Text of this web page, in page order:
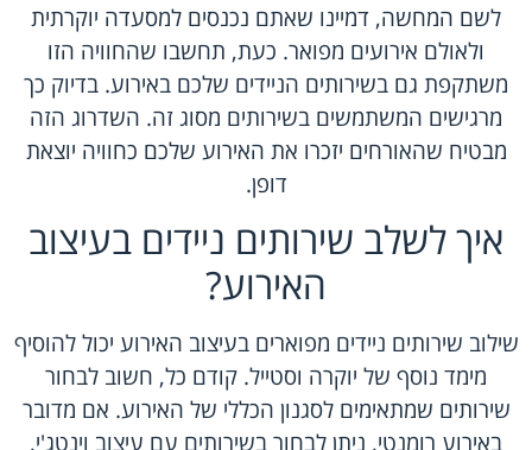
לשם המחשה, דמיינו שאתם נכנסים למסעדה יוקרתית
ולאולם אירועים מפואר. כעת, תחשבו שהחוויה הזו
משתקפת גם בשירותים הניידים שלכם באירוע. בדיוק כך
מרגישים המשתמשים בשירותים מסוג זה. השדרוג הזה
מבטיח שהאורחים יזכרו את האירוע שלכם כחוויה יוצאת
דופן.
איך לשלב שירותים ניידים בעיצוב
האירוע?
שילוב שירותים ניידים מפוארים בעיצוב האירוע יכול להוסיף
מימד נוסף של יוקרה וסטייל. קודם כל, חשוב לבחור
שירותים שמתאימים לסגנון הכללי של האירוע. אם מדובר
באירוע רומנטי, ניתן לבחור בשירותים עם עיצוב וינטג'י,